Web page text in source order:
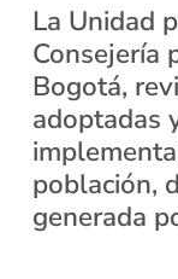
La Unidad
Consejería
Bogotá,
adoptadas
población,
generada